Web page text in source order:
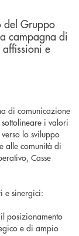
del Gruppo
campagna di
e
di comunicazione
sottolineare i valori
lo sviluppo
alle comunità di
Casse
e sinergici:
posizionamento
e di ampio